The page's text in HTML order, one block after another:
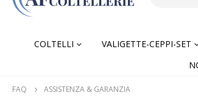
COLTELLI VALIGETTE-CEPPI-SET
FAQ ASSISTENZA & GARANZIA